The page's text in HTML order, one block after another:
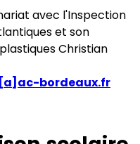
avec l'Inspection
et son
Christian
bordeaux.fr